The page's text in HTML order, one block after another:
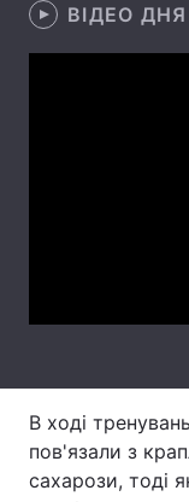
ВІДЕО ДНЯ
В ході
пов'язали з
сахарози, тоді